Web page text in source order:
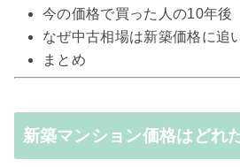
今の価格で買った人の10年後
なぜ中古相場は新築価格に追
まとめ
新築マンション価格はどれ